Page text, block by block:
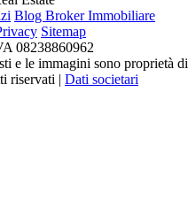
Blog Broker Immobiliare
Sitemap
08238860962
e le immagini sono proprietà di
riservati | Dati societari